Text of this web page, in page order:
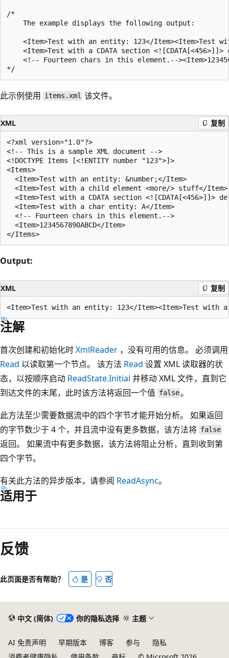
/*
    The example displays the following output:
<Item>Test with an entity: 123</Item><Item>Test
<Item>Test with a CDATA section
<!-- Fourteen chars in this element.--
此示例使用 items.xml 该文件。
XML 复制
<?xml version="1.0"?>
<!-- This is a sample XML document -->
<!DOCTYPE Items [<!ENTITY number "123">]>
<Items>
  <Item>Test with an entity: &number;</Item>
  <Item>Test with a child element <more/> stuff</Item>
<Item>Test with a CDATA section <![CDATA[<456>]]>
  <Item>Test with a char entity: A</Item>
  <!-- Fourteen chars in this element.-->
  <Item>1234567890ABCD</Item>
Output:
XML 复制
注解
首次创建和初始化时XmlReader ，没有可用的信息。 必须调用
Read 以读取第一个节点。 该方法 Read 设置 XML 读取器的状
态，以按顺序启动 ReadState.Initial 并移动 XML 文件，直到它
到达文件的末尾，此时该方法将返回一个值 false。
此方法至少需要数据流中的四个字节才能开始分析。 如果返回
的字节数少于 4 个，并且流中没有更多数据，该方法将 false
返回。 如果流中有更多数据，该方法将阻止分析，直到收到第
四个字节。
有关此方法的异步版本，请参阅 ReadAsync。
适用于
读
模
已
用
反馈
此页面是否有帮助？ 是 否
中文 (简体) 你的隐私选择 主题
AI 免责声明 早期版本 博客 参与
隐私